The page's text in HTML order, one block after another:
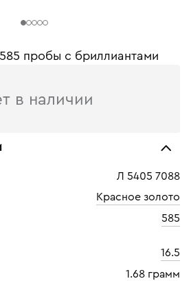
пробы с бриллиантами
в наличии
Л 5405 7088
Красное золото
585
16.5
1.68 грамм